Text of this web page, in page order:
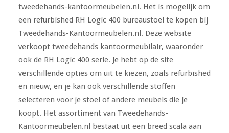
tweedehands-kantoormeubelen.nl. Het is mogelijk om
een refurbished RH Logic 400 bureaustoel te kopen bij
Tweedehands-Kantoormeubelen.nl. Deze website
verkoopt tweedehands kantoormeubilair, waaronder
ook de RH Logic 400 serie. Je hebt op de site
verschillende opties om uit te kiezen, zoals refurbished
en nieuw, en je kan ook verschillende stoffen
selecteren voor je stoel of andere meubels die je
koopt. Het assortiment van Tweedehands-
Kantoormeubelen.nl bestaat uit een breed scala aan